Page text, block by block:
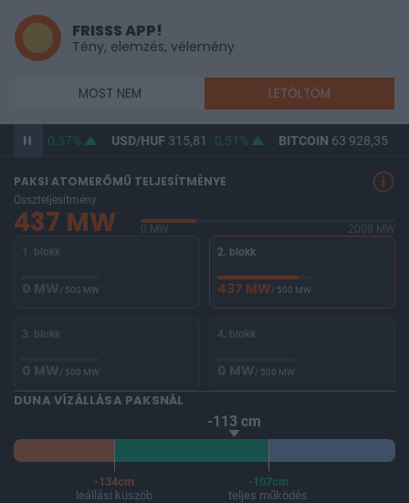
FRISSS APP!
Tény, elemzés, vélemény
MOST NEM LETÖLTÖM
0,37% USD/HUF315,81 0,51% BITCOIN63 928,35
PAKSI ATOMERŐMŰ TELJESÍTMÉNYE
Összteljesítmény
437 MW 0 MW
2000 MW
1. blokk
0 MW/ 500 MW
2. blokk
437 MW/ 500 MW
3. blokk
0 MW/ 500 MW
4. blokk
0 MW/ 500 MW
DUNA VÍZÁLLÁSA PAKSNÁL
-113 cm
-134cm
leállási küszöb
-107cm
teljes működés